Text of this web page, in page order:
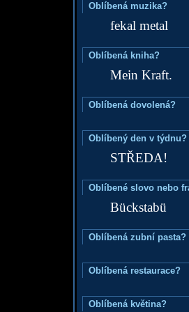
Oblíbená muzika?
fekal metal
Oblíbená kniha?
Mein Kraft.
Oblíbená dovolená?
Oblíbený den v týdnu?
STŘEDA!
Oblíbené slovo nebo
Bückstabü
Oblíbená zubní pasta?
Oblíbená restaurace?
Oblíbená květina?